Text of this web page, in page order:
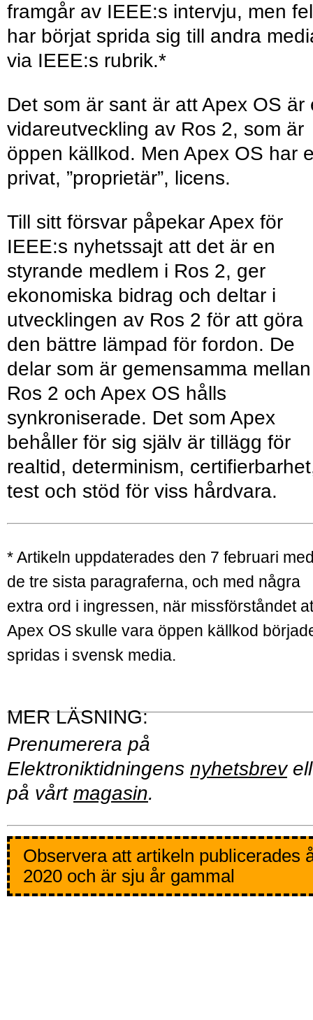
framgår av IEEE:s intervju, men
har börjat sprida sig till andra
via IEEE:s rubrik.*
Det som är sant är att Apex OS är
vidareutveckling av Ros 2, som är
öppen källkod. Men Apex OS har
privat, ”proprietär”, licens.
Till sitt försvar påpekar Apex för
IEEE:s nyhetssajt att det är en
styrande medlem i Ros 2, ger
ekonomiska bidrag och deltar i
utvecklingen av Ros 2 för att göra
den bättre lämpad för fordon. De
delar som är gemensamma mellan
Ros 2 och Apex OS hålls
synkroniserade. Det som Apex
behåller för sig själv är tillägg för
realtid, determinism,
test och stöd för viss hårdvara.
* Artikeln uppdaterades den 7 februari
de tre sista paragraferna, och med några
extra ord i ingressen, när missförståndet
Apex OS skulle vara öppen källkod
spridas i svensk media.
Prenumerera på
Elektroniktidningens nyhetsbrev
på vårt magasin.
Observera att artikeln publicerades
2020 och är sju år gammal